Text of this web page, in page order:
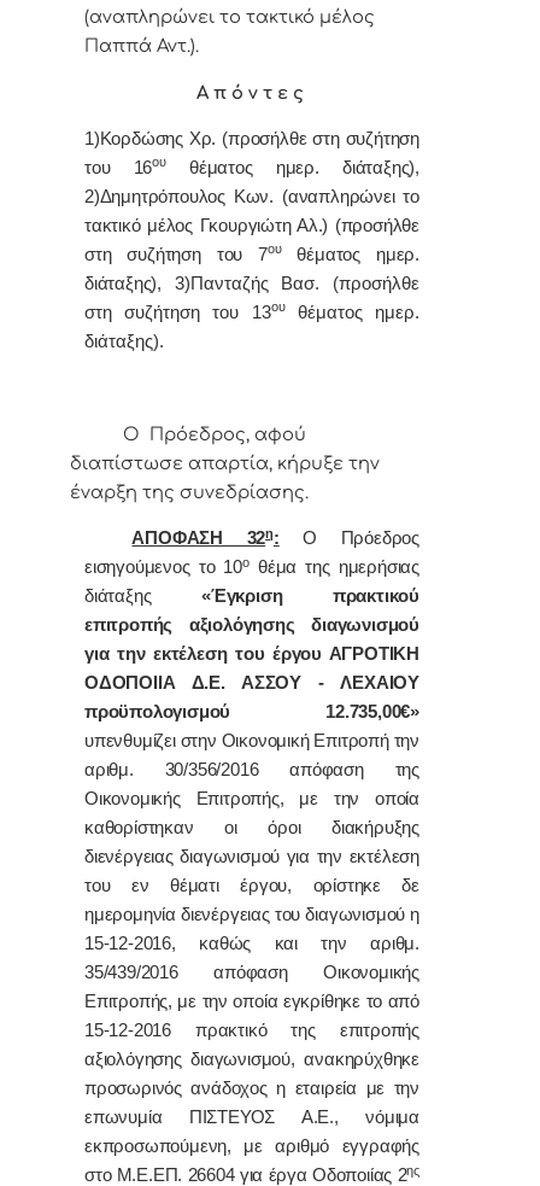
(αναπληρώνει το τακτικό μέλος
Παππά Αντ.).
Α π ό ν τ ε ς
1)Κορδώσης Χρ. (προσήλθε στη συζήτηση
του 16ουθέματος ημερ. διάταξης),
2)Δημητρόπουλος Κων. (αναπληρώνει το
τακτικό μέλος Γκουργιώτη Αλ.) (προσήλθε
στη συζήτηση του 7ουθέματος ημερ.
διάταξης),
3)Πανταζής Βασ. (προσήλθε
στη συζήτηση του 13ουθέματος ημερ.
διάταξης).
Ο Πρόεδρος, αφού
διαπίστωσε απαρτία, κήρυξε την
έναρξη της συνεδρίασης.
ΑΠΟΦΑΣΗ 32η:
Ο Πρόεδρος
εισηγούμενος το 10οθέμα της ημερήσιας
διάταξης «Έγκριση πρακτικού
επιτροπής αξιολόγησης διαγωνισμού
για την εκτέλεση του έργου ΑΓΡΟΤΙΚΗ
ΟΔΟΠΟΙΙΑ Δ.Ε. ΑΣΣΟΥ - ΛΕΧΑΙΟΥ
προϋπολογισμού 12.735,00€»
υπενθυμίζει στην Οικονομική Επιτροπή την
αριθμ. 30/356/2016 απόφαση της
Οικονομικής Επιτροπής, με την οποία
καθορίστηκαν οι όροι διακήρυξης
διενέργειας διαγωνισμού για την εκτέλεση
του εν θέματι έργου, ορίστηκε δε
ημερομηνία διενέργειας του διαγωνισμού η
15-12-2016, καθώς και την αριθμ.
35/439/2016 απόφαση Οικονομικής
Επιτροπής, με την οποία εγκρίθηκε το από
15-12-2016 πρακτικό της επιτροπής
αξιολόγησης διαγωνισμού, ανακηρύχθηκε
προσωρινός ανάδοχος η εταιρεία με την
επωνυμία ΠΙΣΤΕΥΟΣ Α.Ε., νόμιμα
εκπροσωπούμενη, με αριθμό εγγραφής
στο Μ.Ε.ΕΠ. 26604 για έργα Οδοποιίας 2ης